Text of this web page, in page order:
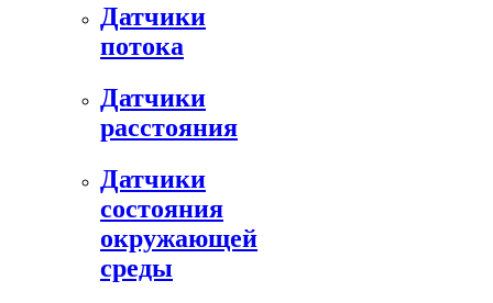
Датчики
потока
Датчики
расстояния
Датчики
состояния
окружающей
среды